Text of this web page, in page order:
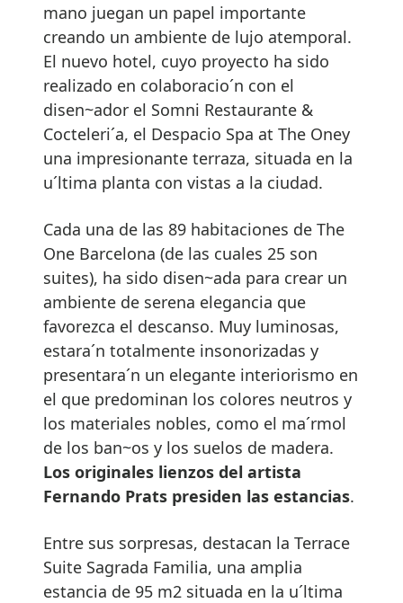
mano juegan un papel importante
creando un ambiente de lujo atemporal.
El nuevo hotel, cuyo proyecto ha sido
realizado en colaboracio´n con el
disen~ador el Somni Restaurante &
Cocteleri´a, el Despacio Spa at The Oney
una impresionante terraza, situada en la
u´ltima planta con vistas a la ciudad.
Cada una de las 89 habitaciones de The
One Barcelona (de las cuales 25 son
suites), ha sido disen~ada para crear un
ambiente de serena elegancia que
favorezca el descanso. Muy luminosas,
estara´n totalmente insonorizadas y
presentara´n un elegante interiorismo en
el que predominan los colores neutros y
los materiales nobles, como el ma´rmol
de los ban~os y los suelos de madera.
Los originales lienzos del artista
Fernando Prats presiden las estancias.
Entre sus sorpresas, destacan la Terrace
Suite Sagrada Familia, una amplia
estancia de 95 m2 situada en la u´ltima